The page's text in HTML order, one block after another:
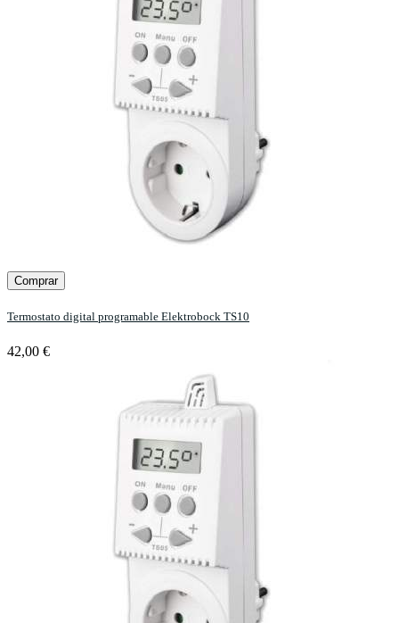
Comprar
Termostato digital programable Elektrobock TS10
42,00 €